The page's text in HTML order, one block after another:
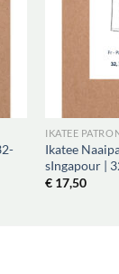
IKATEE
Ikatee
sIngapour |
€ 17,50